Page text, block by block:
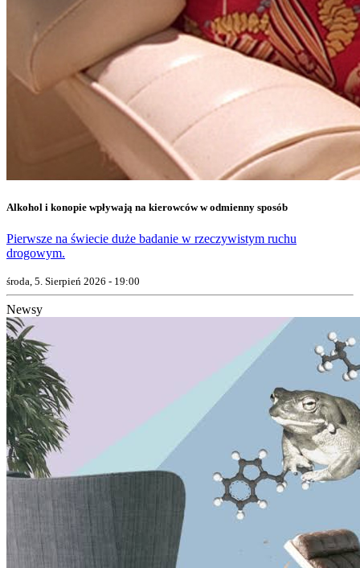
Alkohol i konopie wpływają na kierowców w odmienny sposób
Pierwsze na świecie duże badanie w rzeczywistym ruchu
drogowym.
środa, 5. Sierpień 2026 - 19:00
Newsy